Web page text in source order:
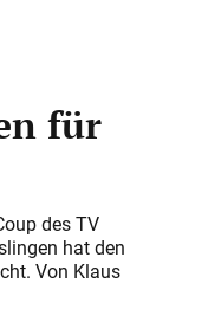
für
des TV
hat den
Von Klaus